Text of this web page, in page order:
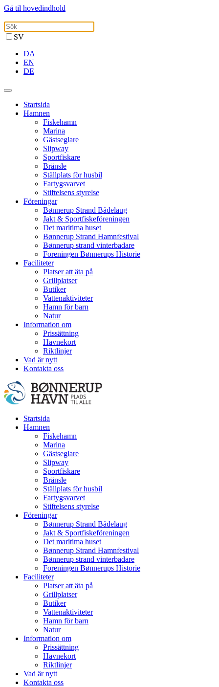
Gå til hovedindhold
SV
DA
EN
DE
Startsida
Hamnen
Fiskehamn
Marina
Gästseglare
Slipway
Sportfiskare
Bränsle
Ställplats för husbil
Fartygsvarvet
Stiftelsens styrelse
Föreningar
Bønnerup Strand Bådelaug
Jakt & Sportfiskeföreningen
Det maritima huset
Bønnerup Strand Hamnfestival
Bønnerup strand vinterbadare
Foreningen Bønnerups Historie
Faciliteter
Platser att äta på
Grillplatser
Butiker
Vattenaktiviteter
Hamn för barn
Natur
Information om
Prissättning
Havnekort
Riktlinjer
Vad är nytt
Kontakta oss
Startsida
Hamnen
Fiskehamn
Marina
Gästseglare
Slipway
Sportfiskare
Bränsle
Ställplats för husbil
Fartygsvarvet
Stiftelsens styrelse
Föreningar
Bønnerup Strand Bådelaug
Jakt & Sportfiskeföreningen
Det maritima huset
Bønnerup Strand Hamnfestival
Bønnerup strand vinterbadare
Foreningen Bønnerups Historie
Faciliteter
Platser att äta på
Grillplatser
Butiker
Vattenaktiviteter
Hamn för barn
Natur
Information om
Prissättning
Havnekort
Riktlinjer
Vad är nytt
Kontakta oss